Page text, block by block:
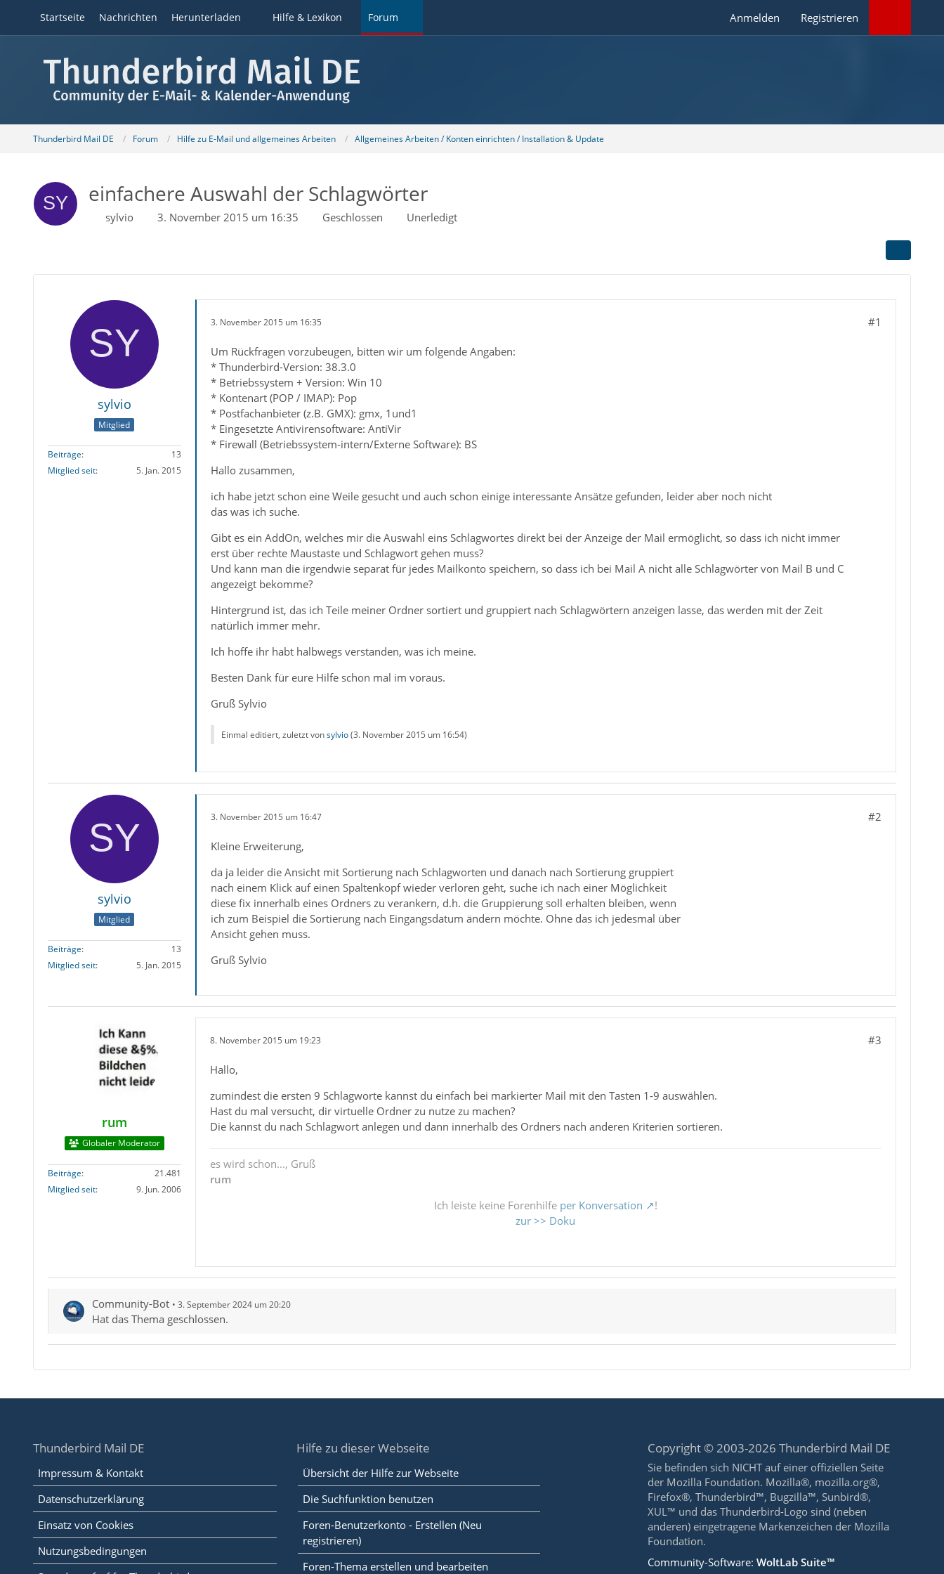
Startseite Nachrichten Herunterladen Hilfe & Lexikon Forum Anmelden Registrieren
Thunderbird Mail DE Forum Hilfe zu E-Mail und allgemeines Arbeiten Allgemeines Arbeiten / Konten einrichten / Installation & Update
einfachere Auswahl der Schlagwörter
sylvio 3. November 2015 um 16:35 Geschlossen Unerledigt
sylvio
Mitglied
Beiträge
13
Mitglied seit
5. Jan. 2015
3. November 2015 um 16:35 #1
Um Rückfragen vorzubeugen, bitten wir um folgende Angaben:
* Thunderbird-Version: 38.3.0
* Betriebssystem + Version: Win 10
* Kontenart (POP / IMAP): Pop
* Postfachanbieter (z.B. GMX): gmx, 1und1
* Eingesetzte Antivirensoftware: AntiVir
* Firewall (Betriebssystem-intern/Externe Software): BS
Hallo zusammen,
ich habe jetzt schon eine Weile gesucht und auch schon einige interessante Ansätze gefunden, leider aber noch nicht
das was ich suche.
Gibt es ein AddOn, welches mir die Auswahl eins Schlagwortes direkt bei der Anzeige der Mail ermöglicht, so dass ich nicht immer
erst über rechte Maustaste und Schlagwort gehen muss?
Und kann man die irgendwie separat für jedes Mailkonto speichern, so dass ich bei Mail A nicht alle Schlagwörter von Mail B und C
angezeigt bekomme?
Hintergrund ist, das ich Teile meiner Ordner sortiert und gruppiert nach Schlagwörtern anzeigen lasse, das werden mit der Zeit
natürlich immer mehr.
Ich hoffe ihr habt halbwegs verstanden, was ich meine.
Besten Dank für eure Hilfe schon mal im voraus.
Gruß Sylvio
Einmal editiert, zuletzt vonsylvio(3. November 2015 um 16:54)
sylvio
Mitglied
Beiträge
13
Mitglied seit
5. Jan. 2015
3. November 2015 um 16:47 #2
Kleine Erweiterung,
da ja leider die Ansicht mit Sortierung nach Schlagworten und danach nach Sortierung gruppiert
nach einem Klick auf einen Spaltenkopf wieder verloren geht, suche ich nach einer Möglichkeit
diese fix innerhalb eines Ordners zu verankern, d.h. die Gruppierung soll erhalten bleiben, wenn
ich zum Beispiel die Sortierung nach Eingangsdatum ändern möchte. Ohne das ich jedesmal über
Ansicht gehen muss.
Gruß Sylvio
rum
Globaler Moderator
Beiträge
21.481
Mitglied seit
9. Jun. 2006
8. November 2015 um 19:23 #3
Hallo,
zumindest die ersten 9 Schlagworte kannst du einfach bei markierter Mail mit den Tasten 1-9 auswählen.
Hast du mal versucht, dir virtuelle Ordner zu nutze zu machen?
Die kannst du nach Schlagwort anlegen und dann innerhalb des Ordners nach anderen Kriterien sortieren.
es wird schon..., Gruß
rum
Ich leiste keine Forenhilfe per Konversation
!
zur >> Doku
Community-Bot 3. September 2024 um 20:20
Hat das Thema geschlossen.
Thunderbird Mail DE
Impressum & Kontakt
Datenschutzerklärung
Einsatz von Cookies
Nutzungsbedingungen
Hilfe zu dieser Webseite
Übersicht der Hilfe zur Webseite
Die Suchfunktion benutzen
Foren-Benutzerkonto - Erstellen (Neu
registrieren)
Foren-Thema erstellen und bearbeiten
Copyright © 2003-2026 Thunderbird Mail DE
Sie befinden sich NICHT auf einer offiziellen Seite
der Mozilla Foundation. Mozilla®, mozilla.org®,
Firefox®, Thunderbird™, Bugzilla™, Sunbird®,
XUL™ und das Thunderbird-Logo sind (neben
anderen) eingetragene Markenzeichen der Mozilla
Foundation.
Community-Software:WoltLab Suite™